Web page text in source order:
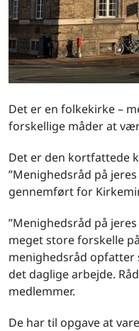
Det er en folkekirke –
forskellige måder at
Det er den kortfattede
”Menighedsråd på
gennemført for
”Menighedsråd på
meget store forskelle
menighedsråd
det daglige arbejde.
medlemmer.
De har til opgave at